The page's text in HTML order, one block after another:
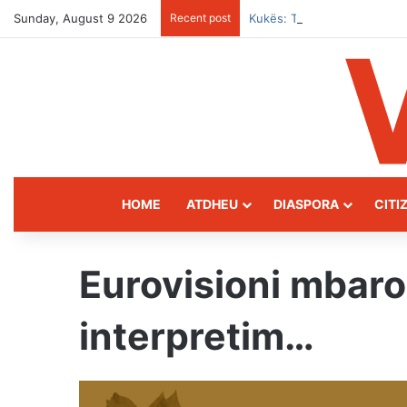
Sunday, August 9 2026 Recent post Kukës: The Mountain
HOME ATDHEU DIASPORA
Eurovisioni
interpretim…